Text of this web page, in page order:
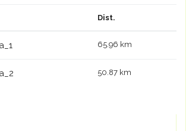
Dist.
65.96 km
50.87 km